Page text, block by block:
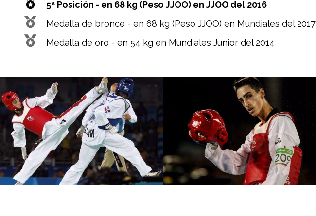
5ª Posición - en 68 kg (Peso JJOO) en JJOO del 2016
Medalla de bronce - en 68 kg (Peso JJOO) en Mundiales del 2017
Medalla de oro - en 54 kg en Mundiales Junior del 2014